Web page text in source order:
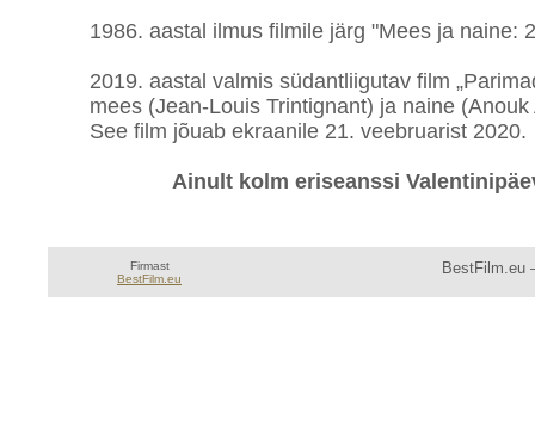
1986. aastal ilmus filmile järg "Mees ja naine:
2019. aastal valmis südantliigutav film
mees (Jean-Louis Trintignant) ja naine
See film jõuab ekraanile 21. veebruarist 2020.
Ainult kolm eriseanssi
Firmast
BestFilm.eu
BestFilm.eu